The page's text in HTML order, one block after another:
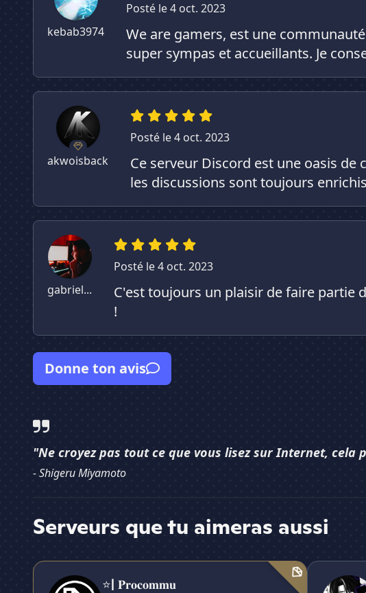
kebab3974
Posté le 4 oct. 2023
We are gamers, est une
super sympas et accueillants. Je
akwoisback
Posté le 4 oct. 2023
Ce serveur Discord est une oasis
les discussions sont toujours
gabriel...
Posté le 4 oct. 2023
C'est toujours un plaisir de faire partie
!
Donne ton avis
"Ne croyez pas tout ce que vous lisez sur Internet, cela
- Shigeru Miyamoto
Serveurs que tu aimeras aussi
⭐| 𝐏𝐫𝐨𝐜𝐨𝐦𝐦𝐮
⭐| 𝐏𝐫𝐨𝐜𝐨𝐦𝐦𝐮
Flox.stud |